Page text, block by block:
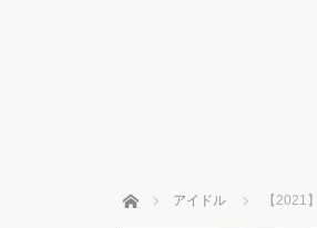
ホーム アイドル 【2021